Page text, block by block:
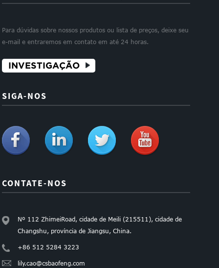
Para dúvidas sobre nossos produtos ou lista de preços, deixe seu
e-mail e entraremos em contato em até 24 horas.
INVESTIGAÇÃO
SIGA-NOS
CONTATE-NOS
Nº 112 ZhimeiRoad, cidade de Meili (215511), cidade de
Changshu, província de Jiangsu, China.
+86 512 5284 3223
lily.cao@csbaofeng.com